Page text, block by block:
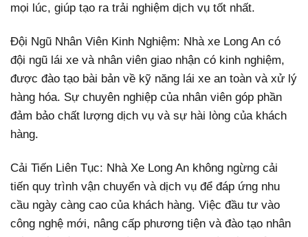
mọi lúc, giúp tạo ra trải nghiệm dịch vụ tốt nhất.
Đội Ngũ Nhân Viên Kinh Nghiệm: Nhà xe Long An có
đội ngũ lái xe và nhân viên giao nhận có kinh nghiệm,
được đào tạo bài bản về kỹ năng lái xe an toàn và xử lý
hàng hóa. Sự chuyên nghiệp của nhân viên góp phần
đảm bảo chất lượng dịch vụ và sự hài lòng của khách
hàng.
Cải Tiến Liên Tục: Nhà Xe Long An không ngừng cải
tiến quy trình vận chuyển và dịch vụ để đáp ứng nhu
cầu ngày càng cao của khách hàng. Việc đầu tư vào
công nghệ mới, nâng cấp phương tiện và đào tạo nhân